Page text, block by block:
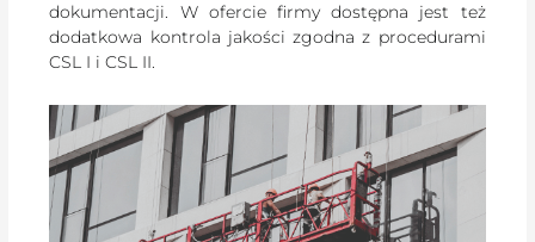
dokumentacji. W ofercie firmy dostępna jest też
dodatkowa kontrola jakości zgodna z procedurami
CSL I i CSL II.